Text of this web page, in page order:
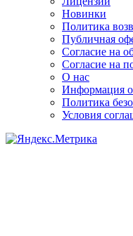
Новинки
Политика
Публичная
Согласие на
Согласие на
О нас
Информация о
Политика
Условия